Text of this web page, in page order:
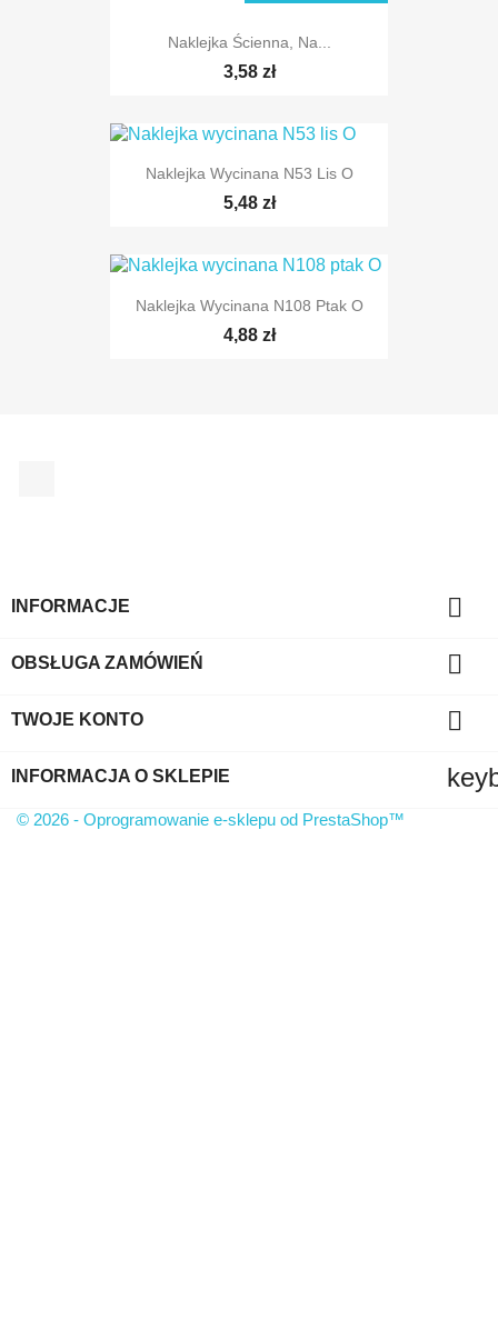
Naklejka Ścienna, Na...
3,58 zł
Naklejka Wycinana N53 Lis O
5,48 zł
Naklejka Wycinana N108 Ptak O
4,88 zł
INFORMACJE 
OBSŁUGA ZAMÓWIEŃ 
TWOJE KONTO 
INFORMACJA O SKLEPIE
© 2026 - Oprogramowanie e-sklepu od PrestaShop™